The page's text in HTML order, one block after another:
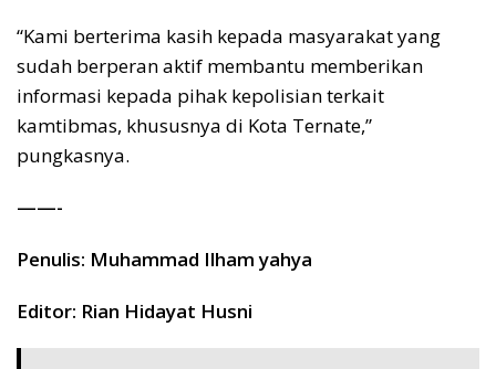
“Kami berterima kasih kepada masyarakat yang
sudah berperan aktif membantu memberikan
informasi kepada pihak kepolisian terkait
kamtibmas, khususnya di Kota Ternate,”
pungkasnya.
——-
Penulis: Muhammad Ilham yahya
Editor: Rian Hidayat Husni